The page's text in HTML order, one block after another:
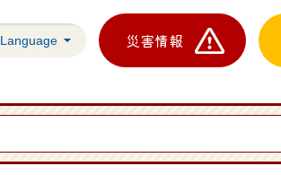
Language 災害情報